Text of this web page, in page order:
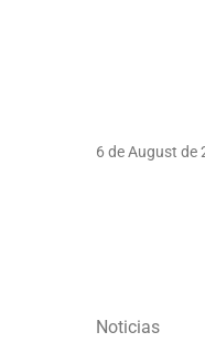
6 de August de
Noticias